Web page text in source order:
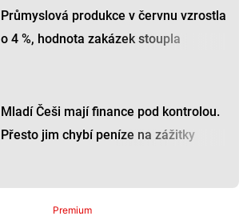
Průmyslová produkce v červnu vzrostla
o 4 %, hodnota zakázek stoupla
Mladí Češi mají finance pod kontrolou.
Přesto jim chybí peníze na zážitky
Premium